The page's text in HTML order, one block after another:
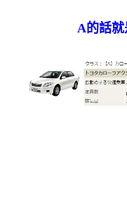
A的話